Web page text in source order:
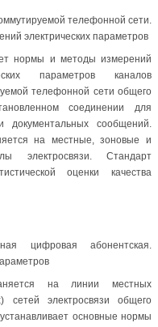
телефонной сети.
электрических параметров
нормы и методы измерений
параметров каналов
телефонной сети общего
соединении для
документальных сообщений.
на местные, зоновые и
электросвязи. Стандарт
оценки качества
цифровая абонентская.
на линии местных
сетей электросвязи общего
основные нормы